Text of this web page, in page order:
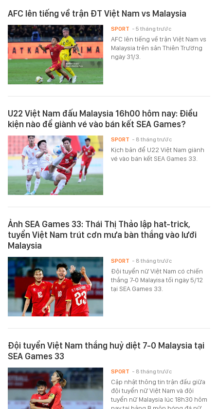
AFC lên tiếng về trận ĐT Việt Nam vs Malaysia
AFC lên tiếng về trận Việt Nam vs
Malaysia trên sân Thiên Trường
ngày 31/3.
SPORT - 5 tháng trước
U22 Việt Nam đấu Malaysia 16h00 hôm nay: Điều
kiện nào để giành vé vào bán kết SEA Games?
Kịch bản để U22 Việt Nam giành
vé vào bán kết SEA Games 33.
SPORT - 8 tháng trước
Ảnh SEA Games 33: Thái Thị Thảo lập hat-trick,
tuyển Việt Nam trút cơn mưa bàn thắng vào lưới
Malaysia
Đội tuyển nữ Việt Nam có chiến
thắng 7-0 Malayisa tối ngày 5/12
tại SEA Games 33.
SPORT - 8 tháng trước
Đội tuyển Việt Nam thắng huỷ diệt 7-0 Malaysia tại
SEA Games 33
Cập nhật thông tin trận đấu giữa
đội tuyển nữ Việt Nam và đội
tuyển nữ Malaysia lúc 18h30 hôm
SPORT - 8 tháng trước